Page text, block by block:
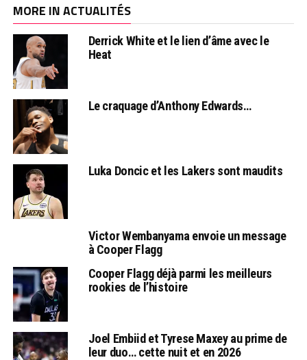
MORE IN ACTUALITÉS
Derrick White et le lien d’âme avec le
Heat
Le craquage d’Anthony Edwards…
Luka Doncic et les Lakers sont maudits
Victor Wembanyama envoie un message
à Cooper Flagg
Cooper Flagg déjà parmi les meilleurs
rookies de l’histoire
Joel Embiid et Tyrese Maxey au prime de
leur duo… cette nuit et en 2026